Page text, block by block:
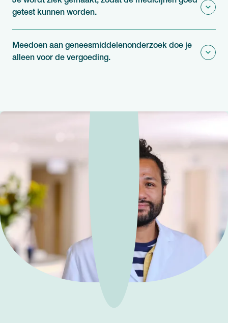
getest kunnen worden.
Meedoen aan geneesmiddelenonderzoek doe je
alleen voor de vergoeding.